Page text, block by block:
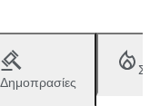
Δημοπρασίες